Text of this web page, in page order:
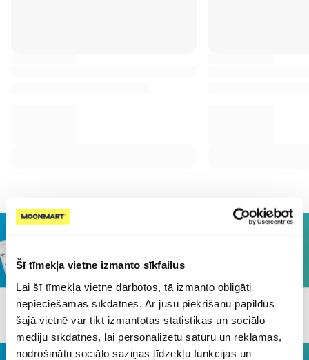
Šī tīmekļa vietne izmanto sīkfailus
Lai šī tīmekļa vietne darbotos, tā izmanto obligāti
nepieciešamās sīkdatnes. Ar jūsu piekrišanu papildus
šajā vietnē var tikt izmantotas statistikas un sociālo
mediju sīkdatnes, lai personalizētu saturu un reklāmas,
nodrošinātu sociālo saziņas līdzekļu funkcijas un